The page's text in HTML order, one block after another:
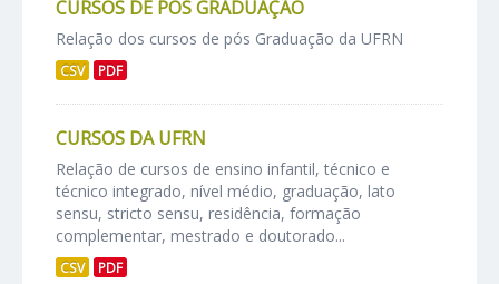
CURSOS DE PÓS GRADUAÇÃO
Relação dos cursos de pós Graduação da UFRN
CSV PDF
CURSOS DA UFRN
Relação de cursos de ensino infantil, técnico e
técnico integrado, nível médio, graduação, lato
sensu, stricto sensu, residência, formação
complementar, mestrado e doutorado...
CSV PDF